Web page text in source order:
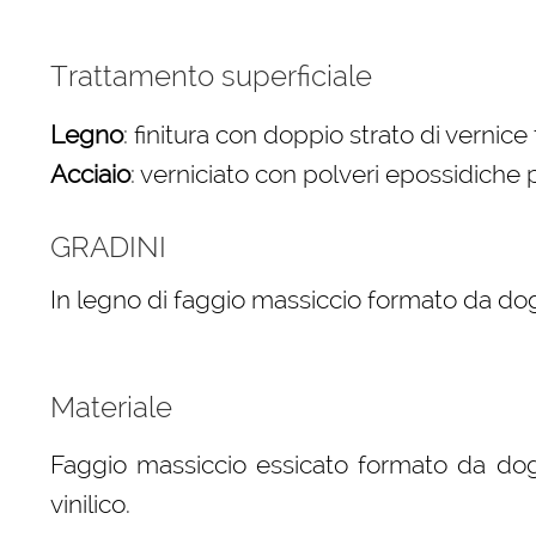
Trattamento superficiale
Legno: finitura con doppio strato di
Acciaio: verniciato con polveri epossidiche
GRADINI
In legno di faggio massiccio formato da
Materiale
Faggio massiccio essicato formato da
vinilico.